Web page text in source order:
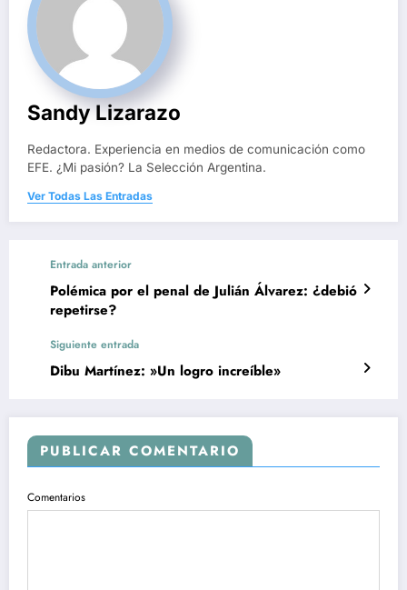
Sandy Lizarazo
Redactora. Experiencia en medios de comunicación como
EFE. ¿Mi pasión? La Selección Argentina.
Ver Todas Las Entradas
Entrada anterior
Polémica por el penal de Julián Álvarez: ¿debió
repetirse?
Siguiente entrada
Dibu Martínez: »Un logro increíble»
PUBLICAR COMENTARIO
Comentarios